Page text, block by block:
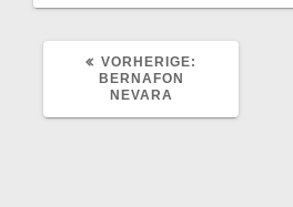
VORHERIGE:
BERNAFON
NEVARA